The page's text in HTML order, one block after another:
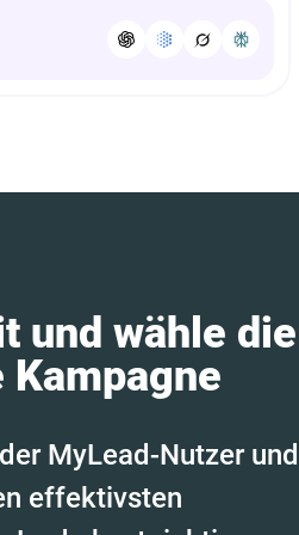
und wähle die
MyLead-Nutzer und
effektivsten